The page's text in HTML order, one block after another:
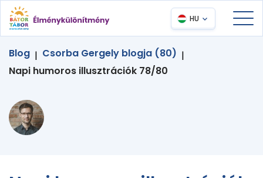
HU
Blog | Csorba Gergely blogja (80) |
Napi humoros illusztrációk 78/80